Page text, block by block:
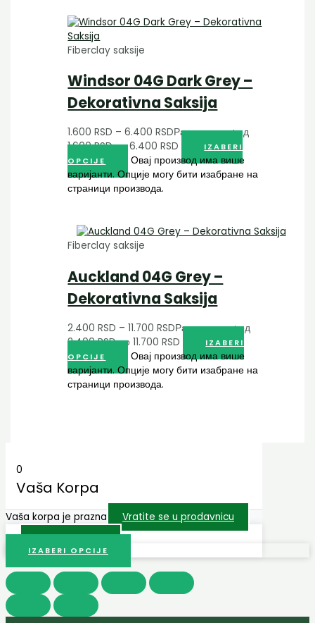
Fiberclay saksije
Windsor 04G Dark Grey –
Dekorativna Saksija
1.600RSD – 6.400RSDРаспон цена: од
1.600 RSD до 6.400 RSD
IZABERI
OPCIJE
Овај производ има више
варијанти. Опције могу бити изабране на
страници производа.
Fiberclay saksije
Auckland 04G Grey –
Dekorativna Saksija
2.400RSD – 11.700RSDРаспон цена: од
2.400 RSD до 11.700 RSD
IZABERI
OPCIJE
Овај производ има више
варијанти. Опције могу бити изабране на
страници производа.
0
Vaša Korpa
Vaša korpa je prazna Vratite se u prodavnicu
IZABERI OPCIJE